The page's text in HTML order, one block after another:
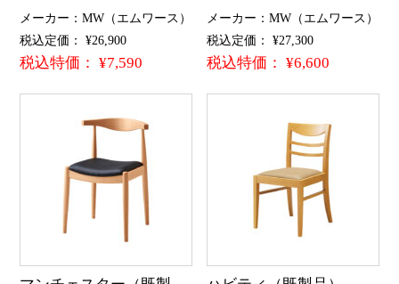
メーカー：MW（エムワース）
税込定価： ¥26,900
税込特価： ¥7,590
メーカー：MW（エムワース）
税込定価： ¥27,300
税込特価： ¥6,600